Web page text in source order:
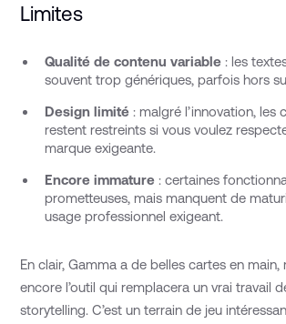
Limites
Qualité de contenu variable: les
souvent trop génériques, parfois hors
Design limité: malgré l’innovation, les
restent restreints si vous voulez
marque exigeante.
Encore immature: certaines
prometteuses, mais manquent de
usage professionnel exigeant.
En clair, Gamma a de belles cartes en main,
encore l’outil qui remplacera un vrai travail
storytelling. C’est un terrain de jeu